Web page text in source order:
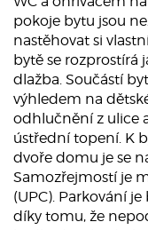
pokoje bytu jsou
nastěhovat si
bytě se rozprostírá
dlažba. Součástí
výhledem na
odhlučnění z ulice
ústřední topení. K
dvoře domu je se
Samozřejmostí je
(UPC). Parkování
díky tomu, že